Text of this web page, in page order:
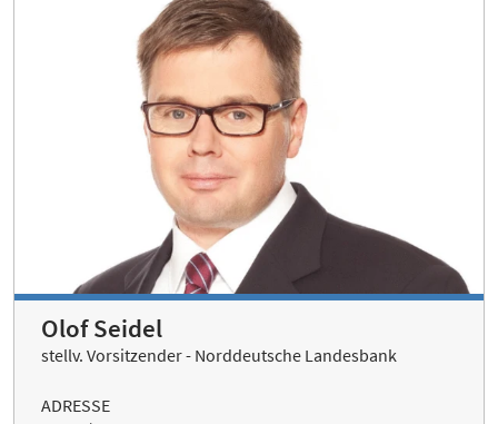
Olof Seidel
stellv. Vorsitzender - Norddeutsche Landesbank
ADRESSE